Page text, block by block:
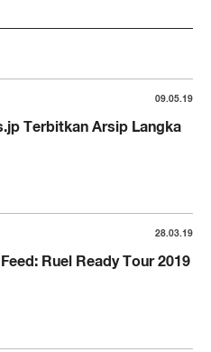
09.05.19
Terbitkan Arsip Langka
28.03.19
Ruel Ready Tour 2019